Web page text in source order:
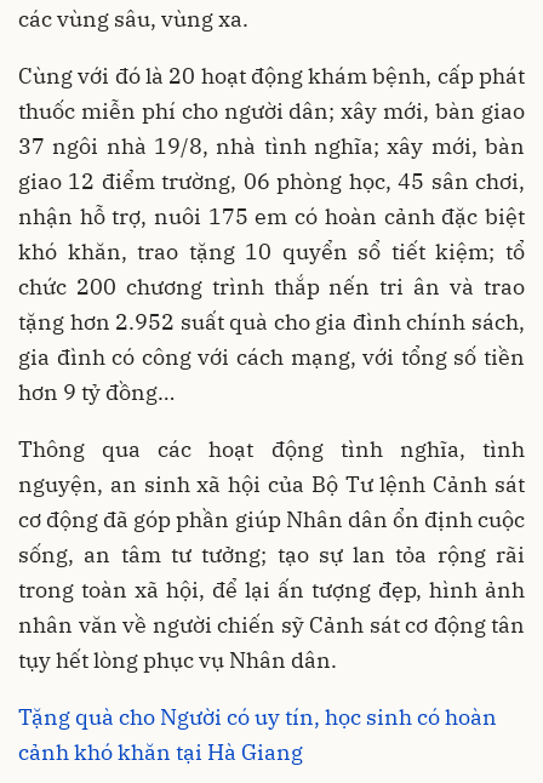
các vùng sâu, vùng xa.
Cùng với đó là 20 hoạt động khám bệnh, cấp phát
thuốc miễn phí cho người dân; xây mới, bàn giao
37 ngôi nhà 19/8, nhà tình nghĩa; xây mới, bàn
giao 12 điểm trường, 06 phòng học, 45 sân chơi,
nhận hỗ trợ, nuôi 175 em có hoàn cảnh đặc biệt
khó khăn, trao tặng 10 quyển sổ tiết kiệm; tổ
chức 200 chương trình thắp nến tri ân và trao
tặng hơn 2.952 suất quà cho gia đình chính sách,
gia đình có công với cách mạng, với tổng số tiền
hơn 9 tỷ đồng…
Thông qua các hoạt động tình nghĩa, tình
nguyện, an sinh xã hội của Bộ Tư lệnh Cảnh sát
cơ động đã góp phần giúp Nhân dân ổn định cuộc
sống, an tâm tư tưởng; tạo sự lan tỏa rộng rãi
trong toàn xã hội, để lại ấn tượng đẹp, hình ảnh
nhân văn về người chiến sỹ Cảnh sát cơ động tân
tụy hết lòng phục vụ Nhân dân.
Tặng quà cho Người có uy tín, học sinh có hoàn
cảnh khó khăn tại Hà Giang